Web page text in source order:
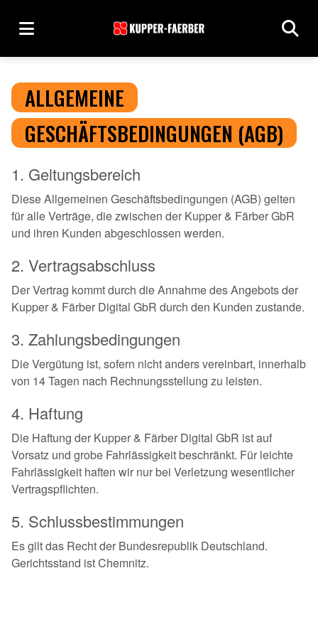
ALLGEMEINE
GESCHÄFTSBEDINGUNGEN (AGB)
1. Geltungsbereich
Diese Allgemeinen Geschäftsbedingungen (AGB) gelten
für alle Verträge, die zwischen der Kupper & Färber GbR
und ihren Kunden abgeschlossen werden.
2. Vertragsabschluss
Der Vertrag kommt durch die Annahme des Angebots der
Kupper & Färber Digital GbR durch den Kunden zustande.
3. Zahlungsbedingungen
Die Vergütung ist, sofern nicht anders vereinbart, innerhalb
von 14 Tagen nach Rechnungsstellung zu leisten.
4. Haftung
Die Haftung der Kupper & Färber Digital GbR ist auf
Vorsatz und grobe Fahrlässigkeit beschränkt. Für leichte
Fahrlässigkeit haften wir nur bei Verletzung wesentlicher
Vertragspflichten.
5. Schlussbestimmungen
Es gilt das Recht der Bundesrepublik Deutschland.
Gerichtsstand ist Chemnitz.